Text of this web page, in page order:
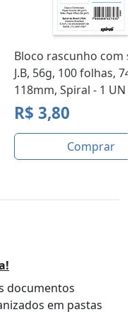
Bloco rascunho com
J.B, 56g, 100 folhas, 74 x
118mm, Spiral - 1 UN
R$ 3,80
Comprar
documentos
em pastas